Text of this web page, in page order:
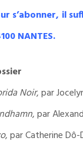
s’abonner, il
NANTES.
Noir, par
, par
, par Catherine Dô-